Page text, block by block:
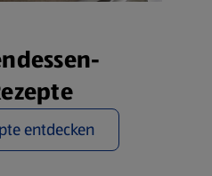
entdecken